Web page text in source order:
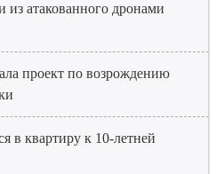
из атакованного дронами
проект по возрождению
в квартиру к 10-летней